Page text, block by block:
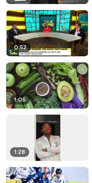
0:52
1:05
1:28